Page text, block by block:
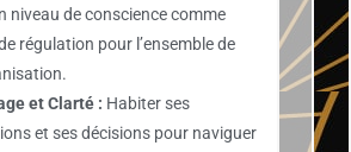
niveau de conscience comme
régulation pour l’ensemble de
et Clarté : Habiter ses
et ses décisions pour naviguer